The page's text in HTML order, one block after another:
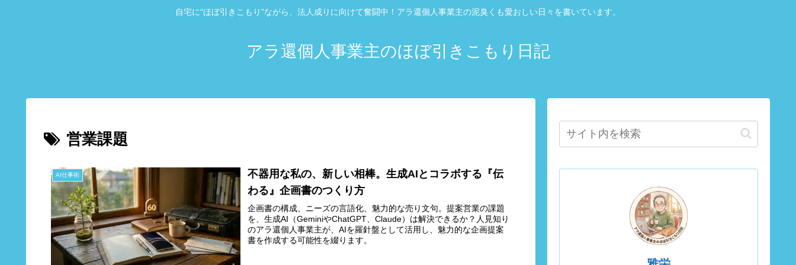
自宅に“ほぼ引きこもり”ながら、法人成りに向けて奮闘中！アラ還個人事業主の泥臭くも愛おしい日々を書いています。
アラ還個人事業主のほぼ引きこもり日記
営業課題
AI仕事術
不器用な私の、新しい相棒。生成AIとコラボする『伝
わる』企画書のつくり方
企画書の構成、ニーズの言語化、魅力的な売り文句。提案営業の課題
を、生成AI（GeminiやChatGPT、Claude）は解決できるか？人見知り
のアラ還個人事業主が、AIを羅針盤として活用し、魅力的な企画提案
書を作成する可能性を綴ります。